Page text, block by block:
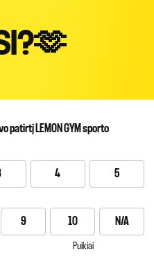
patirtį LEMON GYM sporto
4 5
9 10 N/A
Puikiai